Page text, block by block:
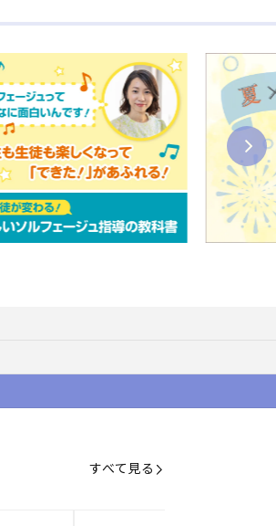
すべて見る